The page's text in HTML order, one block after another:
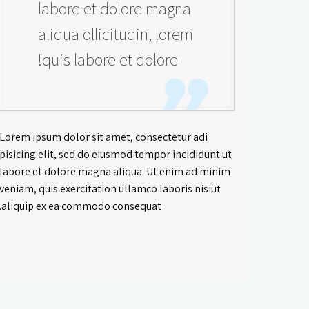
labore et dolore magna
aliqua ollicitudin, lorem
quis labore et dolore!
Lorem ipsum dolor sit amet, consectetur adi
pisicing elit, sed do eiusmod tempor incididunt ut
labore et dolore magna aliqua. Ut enim ad minim
veniam, quis exercitation ullamco laboris nisiut
aliquip ex ea commodo consequat.